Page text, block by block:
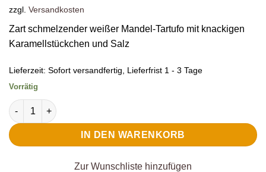
zzgl. Versandkosten
Zart schmelzender weißer Mandel-Tartufo mit knackigen
Karamellstückchen und Salz
Lieferzeit: Sofort versandfertig, Lieferfrist 1 - 3 Tage
Vorrätig
TartufLanghe Trifulòt Tartufo Dolce Caramello e Sale Menge
IN DEN WARENKORB
Zur Wunschliste hinzufügen